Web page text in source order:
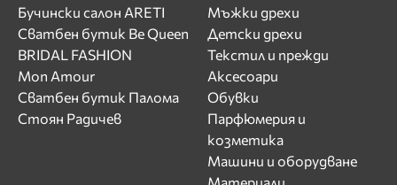
Бучински салон ARETI
Сватбен бутик Be Queen
BRIDAL FASHION
Mon Amour
Сватбен бутик Палома
Стоян Радичев
Мъжки дрехи
Детски дрехи
Текстил и прежди
Аксесоари
Обувки
Парфюмерия и
козметика
Машини и оборудване